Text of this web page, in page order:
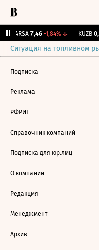
ARSA 7,46 -1,84%↓ KUZB
Ситуация на топливном
Подписка
Реклама
РФРИТ
Справочник компаний
Подписка для юр.лиц
О компании
Редакция
Менеджмент
Архив